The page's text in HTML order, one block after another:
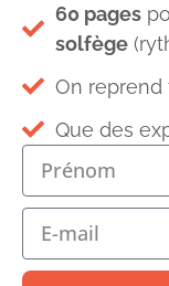
Laisser un
Votre adresse e-
obligatoires sont
Commentaire
60 pages
solfège
On reprend
Que des